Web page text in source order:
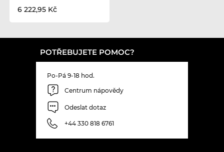
6 222,95 Kč
POTŘEBUJETE POMOC?
Po-Pá 9-18 hod.
Centrum nápovědy
Odeslat dotaz
+44 330 818 6761